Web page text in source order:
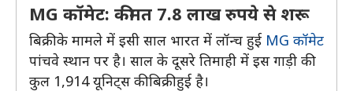
MG कॉमेट: कीमत 7.8 लाख रुपये से शरू
बिक्री के मामले में इसी साल भारत में लॉन्च हुई MG कॉमेट
पांचवे स्थान पर है। साल के दूसरे तिमाही में इस गाड़ी की
कुल 1,914 यूनिट्स की बिक्री हुई है।